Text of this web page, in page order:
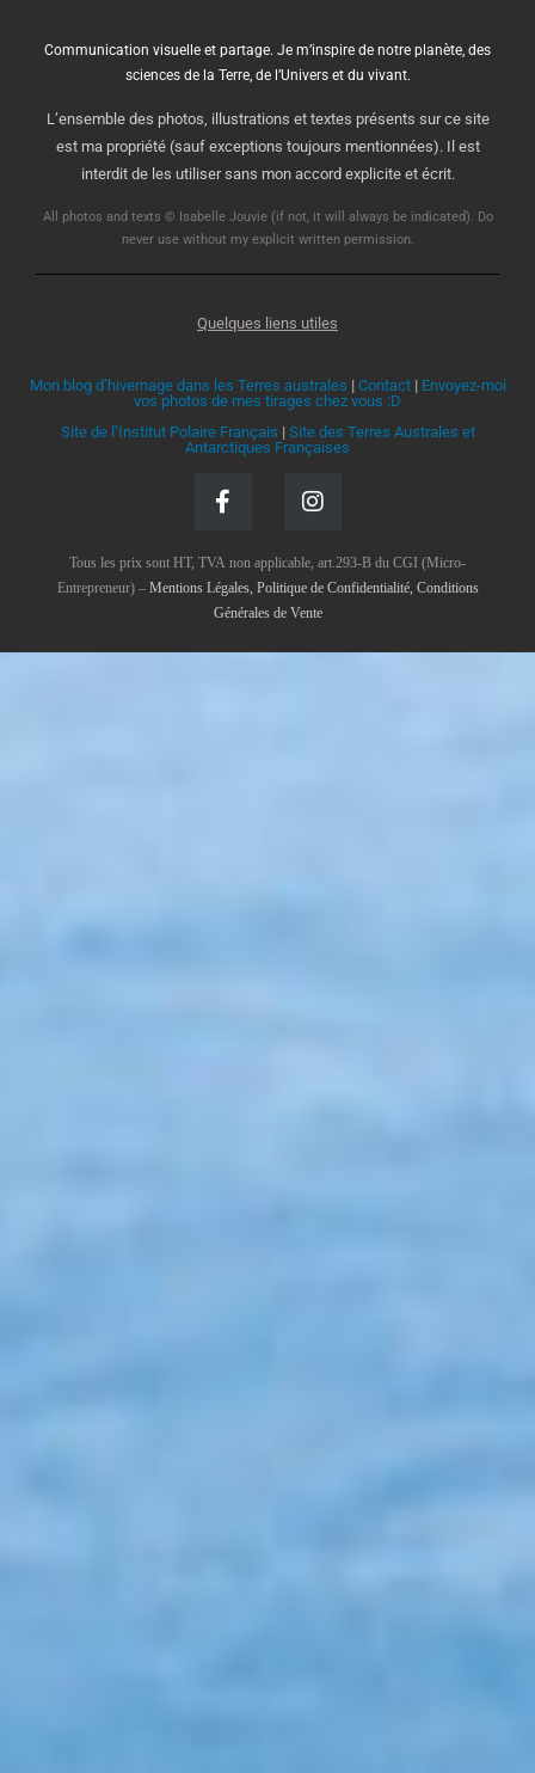
Communication visuelle et partage. Je m’inspire de notre planète, des
sciences de la Terre, de l’Univers et du vivant.
L’ensemble des photos, illustrations et textes présents sur ce site
est ma propriété (sauf exceptions toujours mentionnées). Il est
interdit de les utiliser sans mon accord explicite et écrit.
All photos and texts © Isabelle Jouvie (if not, it will always be indicated). Do
never use without my explicit written permission.
Quelques liens utiles
Mon blog d’hivernage dans les Terres australes | Contact| Envoyez-moi
vos photos de mes tirages chez vous :D
Site de l’Institut Polaire Français | Site des Terres Australes et
Antarctiques Françaises
Tous les prix sont HT, TVA non applicable, art.293-B du CGI (Micro-
Entrepreneur) – Mentions Légales, Politique de Confidentialité, Conditions
Générales de Vente